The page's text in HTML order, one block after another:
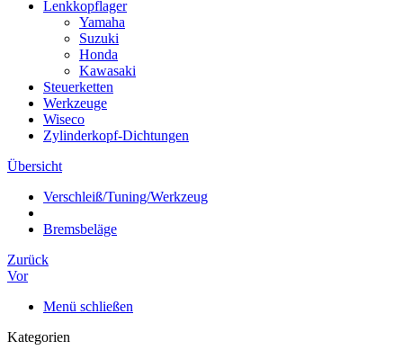
Lenkkopflager
Yamaha
Suzuki
Honda
Kawasaki
Steuerketten
Werkzeuge
Wiseco
Zylinderkopf-Dichtungen
Übersicht
Verschleiß/Tuning/Werkzeug
Bremsbeläge
Zurück
Vor
Menü schließen
Kategorien